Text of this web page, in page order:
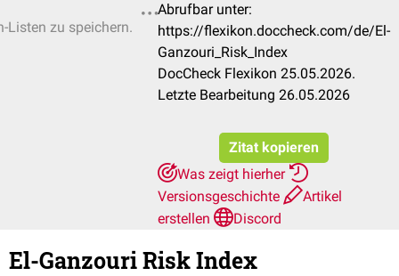
Listen zu speichern.
Abrufbar unter:
https://flexikon.doccheck.com/de/El-
Ganzouri_Risk_Index
DocCheck Flexikon 25.05.2026.
Letzte Bearbeitung 26.05.2026
Zitat kopieren
Was zeigt hierher
Versionsgeschichte
Artikel
erstellen
Discord
El-Ganzouri Risk Index